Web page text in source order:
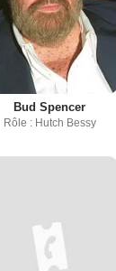
Bud Spencer
Rôle : Hutch Bessy